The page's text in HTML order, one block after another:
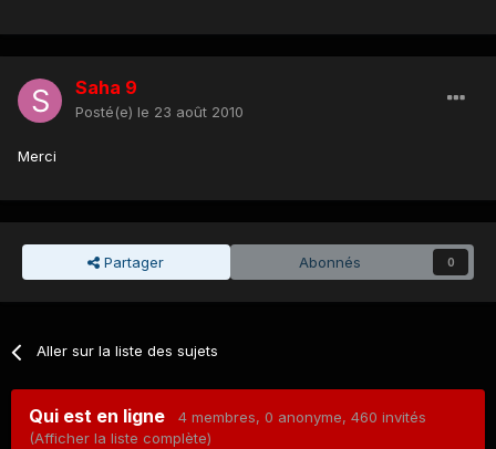
Saha 9
Posté(e) le 23 août 2010
Merci
Partager Abonnés 0
Aller sur la liste des sujets
Qui est en ligne 4 membres, 0 anonyme, 460 invités
(Afficher la liste complète)